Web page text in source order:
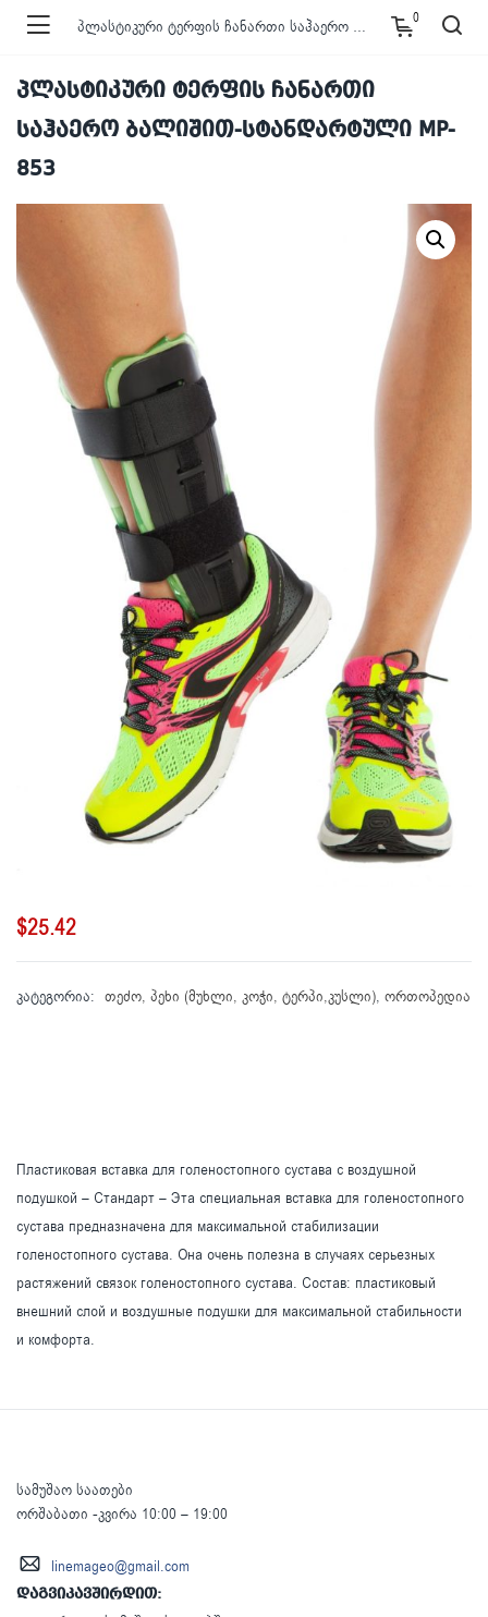
პლასტიკური ტერფის ჩანართი საჰაერო ბალიშით-სტანდარტული MP-853 0
პლასტიკური ტერფის ჩანართი
საჰაერო ბალიშით-სტანდარტული MP-
853
$25.42
კატეგორია: თეძო, პეხი (მუხლი, კოჭი, ტერპი,კუსლი), ორთოპედია
Пластиковая вставка для голеностопного сустава с воздушной
подушкой – Стандарт – Эта специальная вставка для голеностопного
сустава предназначена для максимальной стабилизации
голеностопного сустава. Она очень полезна в случаях серьезных
растяжений связок голеностопного сустава. Состав: пластиковый
внешний слой и воздушные подушки для максимальной стабильности
и комфорта.
სამუშაო საათები
ორშაბათი -კვირა 10:00 – 19:00
linemageo@gmail.com
დაგვიკავშირდით: